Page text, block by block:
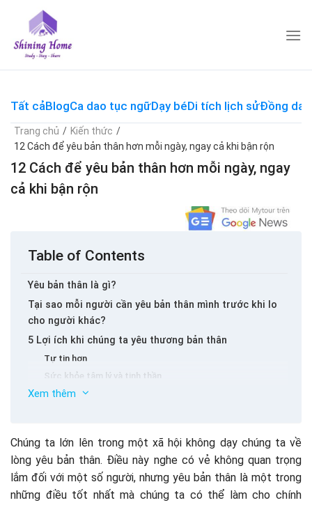
content
Tất cảBlogCa dao tục ngữDạy béDi tích lịch sửĐồng dao
Trang chủ / Kiến thức /
12 Cách để yêu bản thân hơn mỗi ngày, ngay cả khi bận rộn
12 Cách để yêu bản thân hơn mỗi ngày, ngay
cả khi bận rộn
Table of Contents
Yêu bản thân là gì?
Tại sao mỗi người cần yêu bản thân mình trước khi lo
cho người khác?
5 Lợi ích khi chúng ta yêu thương bản thân
Tự tin hơn
Sức khỏe tâm lý và tinh thần
Tạo động lực
12 Cách yêu bản thân hơn mỗi ngày, sống trọn với từng
giây phút
Loại bỏ ý tưởng rằng chúng ta phải trở nên hoàn hảo
Buông bỏ hối tiếc và lỗi lầm trong quá khứ
Xem thêm
Chúng ta lớn lên trong một xã hội không dạy chúng ta về
lòng yêu bản thân. Điều này nghe có vẻ không quan trọng
lắm đối với một số người, nhưng yêu bản thân là một trong
những điều tốt nhất mà chúng ta có thể làm cho chính